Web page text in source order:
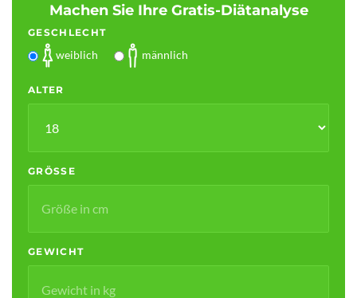
Machen Sie Ihre Gratis-Diätanalyse
GESCHLECHT
weiblich männlich
ALTER
GRÖSSE
GEWICHT